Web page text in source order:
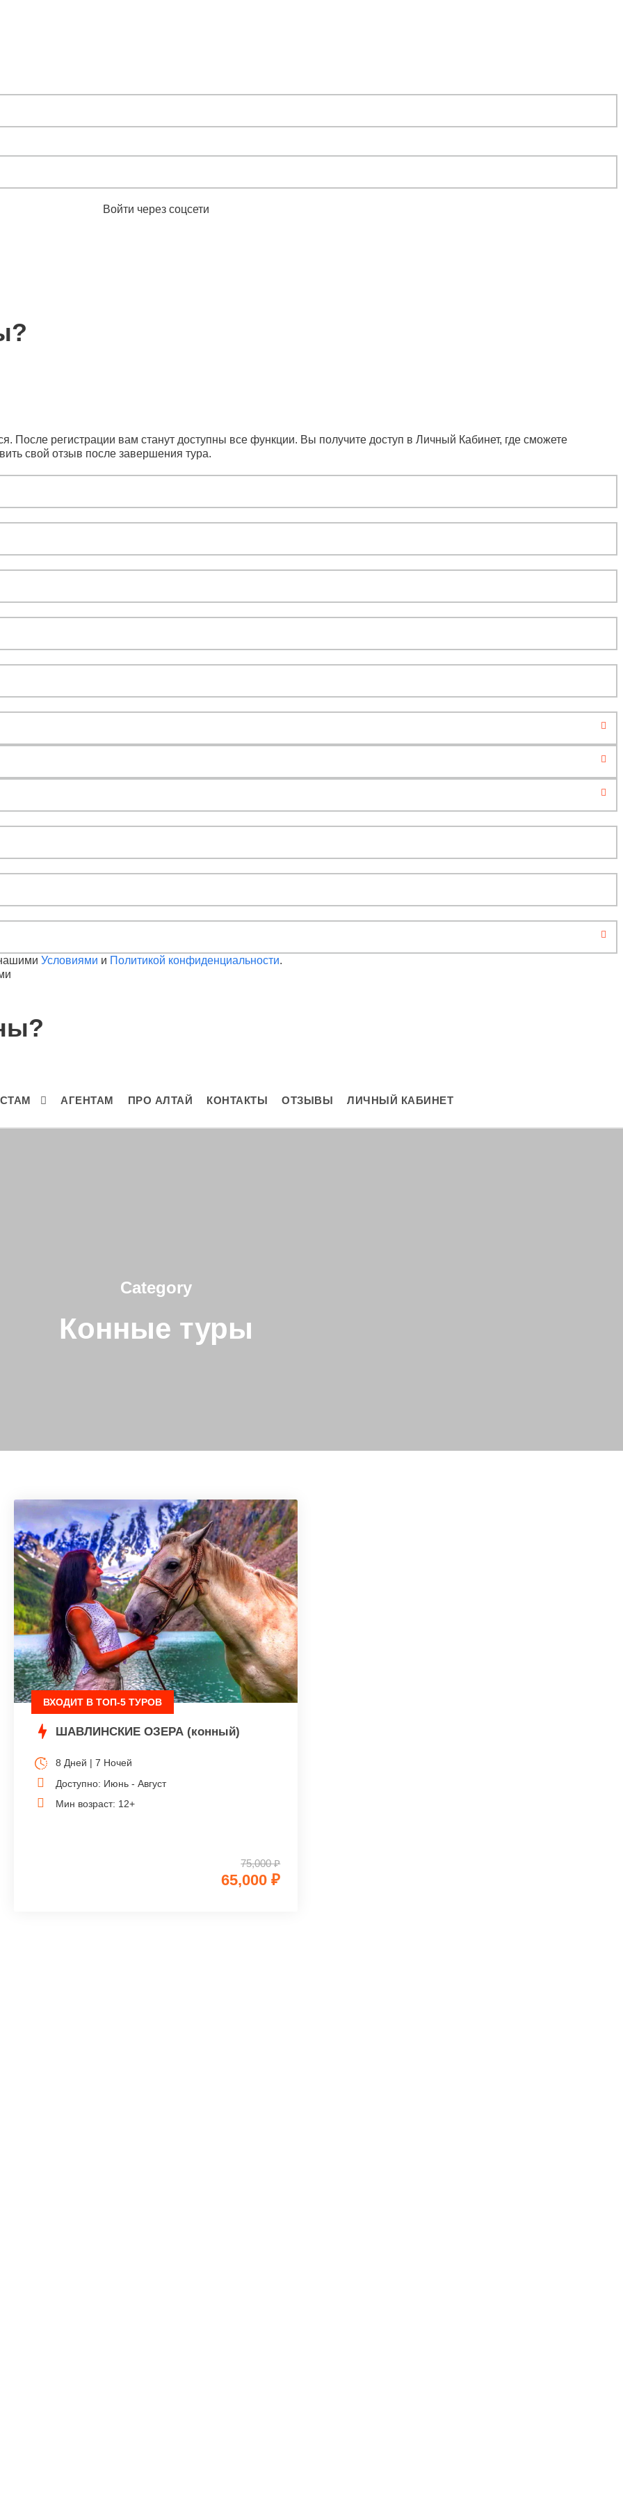
Войти через соцсети
После регистрации вам станут доступны все функции. Вы получите доступ в Личный Кабинет, где сможете
свой отзыв после завершения тура.
Условиями и Политикой конфиденциальности.
АГЕНТАМ ПРО АЛТАЙ КОНТАКТЫ ОТЗЫВЫ ЛИЧНЫЙ КАБИНЕТ
Category
Конные туры
ВХОДИТ В ТОП-5 ТУРОВ
ШАВЛИНСКИЕ ОЗЕРА (конный)
75,000 ₽
65,000 ₽
8 Дней | 7 Ночей
Доступно: Июнь - Август
Мин возраст: 12+